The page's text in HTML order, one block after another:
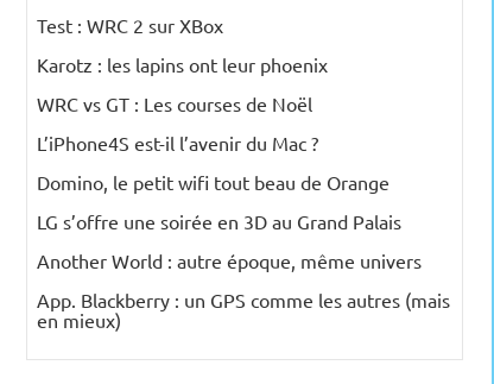
Test : WRC 2 sur XBox
Karotz : les lapins ont leur phoenix
WRC vs GT : Les courses de Noël
L’iPhone4S est-il l’avenir du Mac ?
Domino, le petit wifi tout beau de Orange
LG s’offre une soirée en 3D au Grand Palais
Another World : autre époque, même univers
App. Blackberry : un GPS comme les autres (mais
en mieux)